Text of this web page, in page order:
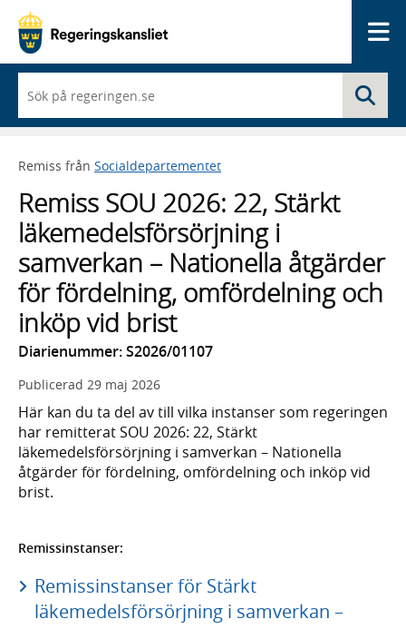
du
börjar
skriva
framträder
lista
med
sökförslag
Remiss från Socialdepartementet
Remiss SOU 2026: 22, Stärkt
läkemedelsförsörjning i
samverkan – Nationella åtgärder
för fördelning, omfördelning och
inköp vid brist
Diarienummer: S2026/01107
Publicerad 29 maj 2026
Här kan du ta del av till vilka instanser som regeringen
har remitterat SOU 2026: 22, Stärkt
läkemedelsförsörjning i samverkan – Nationella
åtgärder för fördelning, omfördelning och inköp vid
brist.
Remissinstanser:
Remissinstanser för Stärkt
läkemedelsförsörjning i samverkan –